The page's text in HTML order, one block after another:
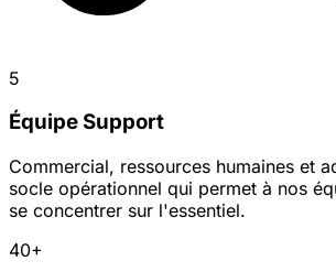
5
Équipe Support
Commercial, ressources humaines et
socle opérationnel qui permet à nos
se concentrer sur l'essentiel.
40+